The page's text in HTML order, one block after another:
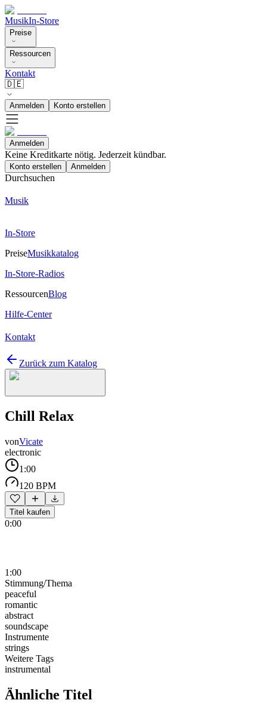
MusikIn-Store
Preise
Ressourcen
Kontakt
🇩🇪
Anmelden Konto erstellen
Anmelden
Keine Kreditkarte nötig. Jederzeit kündbar.
Konto erstellen Anmelden
Durchsuchen
Musik
In-Store
PreiseMusikkatalog
In-Store-Radios
RessourcenBlog
Hilfe-Center
Kontakt
Zurück zum Katalog
Chill Relax
vonVicate
electronic
1:00
120 BPM
Titel kaufen
0:00
1:00
Stimmung/Thema
peaceful
romantic
abstract
soundscape
Instrumente
strings
Weitere Tags
instrumental
Ähnliche Titel